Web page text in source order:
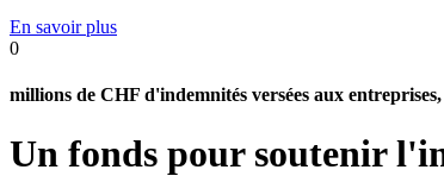
En savoir plus
0
millions de CHF d'indemnités versées aux
Un fonds pour soutenir